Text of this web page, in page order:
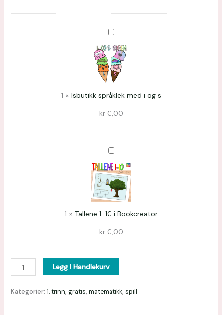
Isbutikk
språklek
med
i
og
s
1 × Isbutikk språklek med i og s
kr0,00
Tallene
1-
10
i
Bookcreator
1 × Tallene 1-10 i Bookcreator
kr0,00
Legg I Handlekurv
Kategorier: 1. trinn, gratis, matematikk, spill